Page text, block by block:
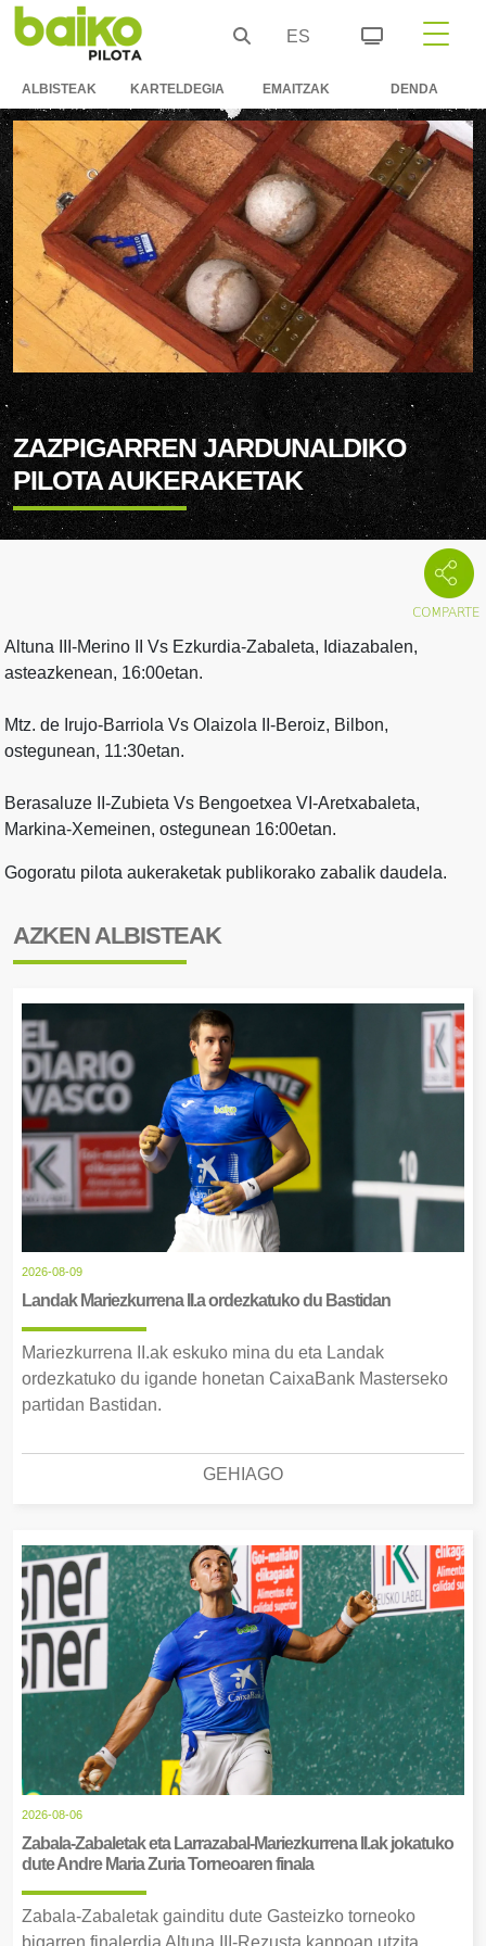
ES
ALBISTEAK KARTELDEGIA EMAITZAK DENDA
ZAZPIGARREN JARDUNALDIKO
PILOTA AUKERAKETAK
Altuna III-Merino II Vs Ezkurdia-Zabaleta, Idiazabalen,
asteazkenean, 16:00etan.
Mtz. de Irujo-Barriola Vs Olaizola II-Beroiz, Bilbon,
ostegunean, 11:30etan.
Berasaluze II-Zubieta Vs Bengoetxea VI-Aretxabaleta,
Markina-Xemeinen, ostegunean 16:00etan.
Gogoratu pilota aukeraketak publikorako zabalik daudela.
AZKEN ALBISTEAK
2026-08-09
Landak Mariezkurrena II.a ordezkatuko du Bastidan
Mariezkurrena II.ak eskuko mina du eta Landak
ordezkatuko du igande honetan CaixaBank Masterseko
partidan Bastidan.
GEHIAGO
2026-08-06
Zabala-Zabaletak eta Larrazabal-Mariezkurrena II.ak jokatuko
dute Andre Maria Zuria Torneoaren finala
Zabala-Zabaletak gainditu dute Gasteizko torneoko
bigarren finalerdia Altuna III-Rezusta kanpoan utzita.